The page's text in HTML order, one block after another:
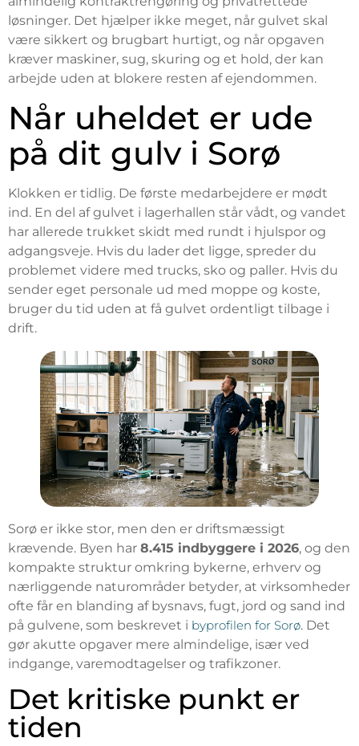
løsninger. Det hjælper ikke meget, når gulvet skal
være sikkert og brugbart hurtigt, og når opgaven
kræver maskiner, sug, skuring og et hold, der kan
arbejde uden at blokere resten af ejendommen.
Når uheldet er ude
på dit gulv i Sorø
Klokken er tidlig. De første medarbejdere er mødt
ind. En del af gulvet i lagerhallen står vådt, og vandet
har allerede trukket skidt med rundt i hjulspor og
adgangsveje. Hvis du lader det ligge, spreder du
problemet videre med trucks, sko og paller. Hvis du
sender eget personale ud med moppe og koste,
bruger du tid uden at få gulvet ordentligt tilbage i
drift.
Sorø er ikke stor, men den er driftsmæssigt
krævende. Byen har 8.415 indbyggere i 2026, og den
kompakte struktur omkring bykerne, erhverv og
nærliggende naturområder betyder, at virksomheder
ofte får en blanding af bysnavs, fugt, jord og sand ind
på gulvene, som beskrevet i byprofilen for Sorø. Det
gør akutte opgaver mere almindelige, især ved
indgange, varemodtagelser og trafikzoner.
Det kritiske punkt er
tiden